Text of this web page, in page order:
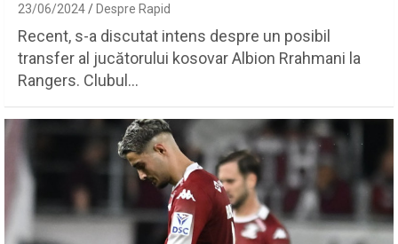
23/06/2024 Despre Rapid
Recent, s-a discutat intens despre un posibil
transfer al jucătorului kosovar Albion Rrahmani la
Rangers. Clubul…